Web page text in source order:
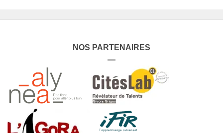
NOS PARTENAIRES
—